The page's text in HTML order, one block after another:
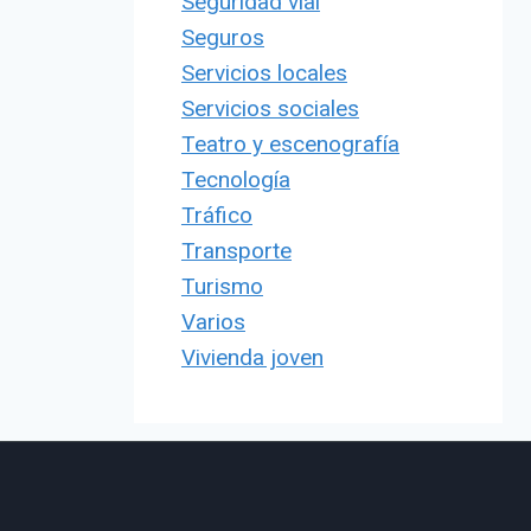
Seguros
Servicios locales
Servicios sociales
Teatro y escenografía
Tecnología
Tráfico
Transporte
Turismo
Varios
Vivienda joven